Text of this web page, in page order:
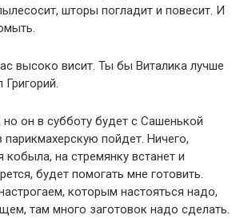
шторы погладит и повесит. И
высоко висит. Ты бы Виталика лучше
Григорий.
но он в субботу будет с Сашенькой
пойдет. Ничего,
на стремянку встанет и
будет помогать мне готовить.
которым настояться надо,
там много заготовок надо сделать.